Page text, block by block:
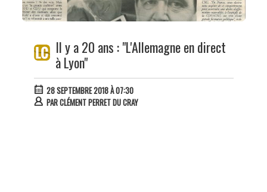
Il y a 20 ans : "L'Allemagne en direct
à Lyon"
28 SEPTEMBRE 2018 À 07:30
PARCLÉMENT PERRET DU CRAY